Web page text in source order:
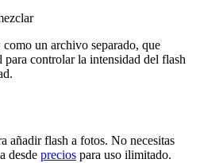
un archivo separado, que
controlar la intensidad del flash
añadir flash a fotos. No necesitas
desde precios para uso ilimitado.